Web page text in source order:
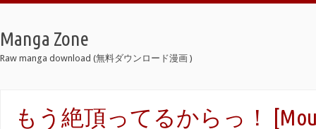
Manga Zone
Raw manga download (無料ダウンロード漫画 )
もう絶頂ってるからっ！ [Mou